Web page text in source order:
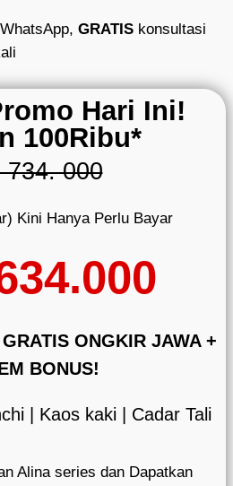
GRATIS konsultasi
Hari Ini!
100Ribu*
734. 000
Kini Hanya Perlu Bayar
ONGKIR JAWA +
BONUS!
| Kaos kaki | Cadar Tali
Alina series dan Dapatkan